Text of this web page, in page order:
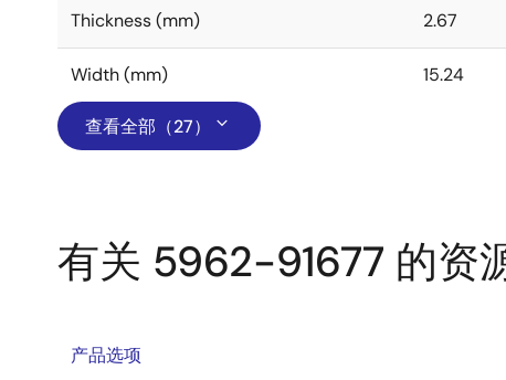
Thickness (mm) 2.67
Width (mm) 15.24
查看全部（27）
有关 5962-91677 的资
产品选项